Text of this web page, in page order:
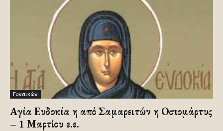
Γυναικών
Αγία Ευδοκία η από Σαμαρειτών η Οσιομάρτυς
– 1 Μαρτίου ε.ε.